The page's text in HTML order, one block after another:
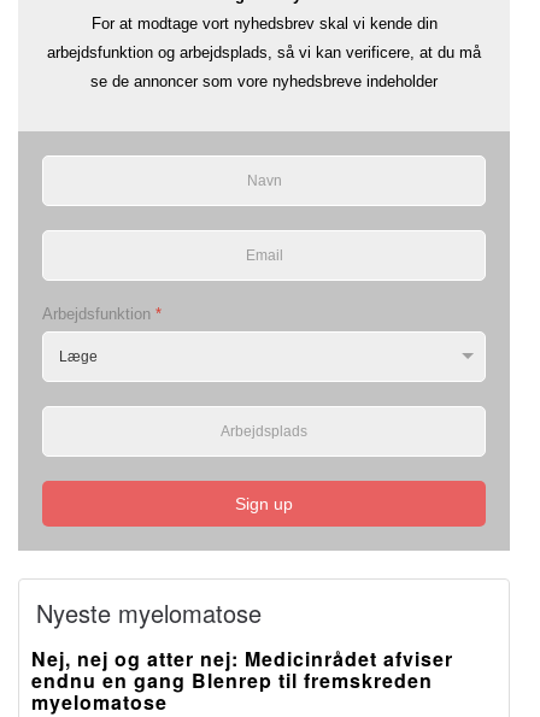
For at modtage vort nyhedsbrev skal vi kende din
arbejdsfunktion og arbejdsplads, så vi kan verificere, at du må
se de annoncer som vore nyhedsbreve indeholder
Arbejdsfunktion *
Sign up
Nyeste myelomatose
Nej, nej og atter nej: Medicinrådet afviser
endnu en gang Blenrep til fremskreden
myelomatose